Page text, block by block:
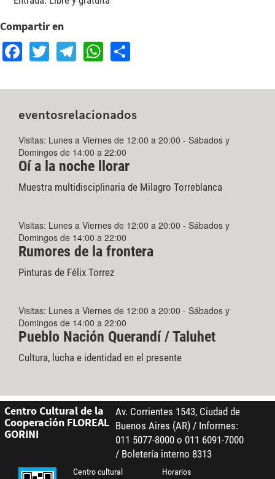
Compartir en
Facebook
TwitterTelegram
WhatsApp
eventosrelacionados
Visitas: Lunes a Viernes de 12:00 a 20:00 - Sábados y
Domingos de 14:00 a 22:00
Oí a la noche llorar
Muestra multidisciplinaria de Milagro Torreblanca
Visitas: Lunes a Viernes de 12:00 a 20:00 - Sábados y
Domingos de 14:00 a 22:00
Rumores de la frontera
Pinturas de Félix Torrez
Visitas: Lunes a Viernes de 12:00 a 20:00 - Sábados y
Domingos de 14:00 a 22:00
Pueblo Nación Querandí / Taluhet
Cultura, lucha e identidad en el presente
Centro Cultural de la
Cooperación FLOREAL
GORINI
Av. Corrientes 1543, Ciudad de
Buenos Aires (AR) / Informes:
011 5077-8000 o 011 6091-7000
/ Boletería interno 8313
Centro cultural Horarios